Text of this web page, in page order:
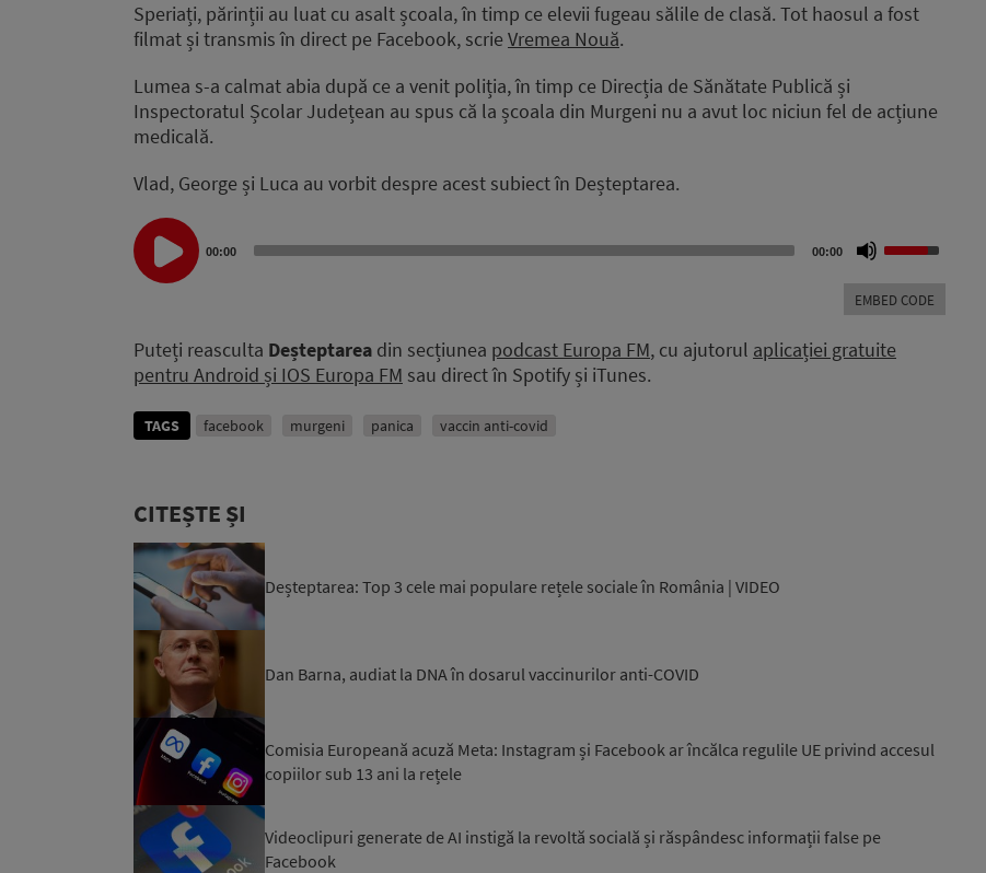
Speriați, părinții au luat cu asalt școala, în timp ce elevii fugeau sălile de clasă. Tot haosul a fost
filmat și transmis în direct pe Facebook, scrie Vremea Nouă.
Lumea s-a calmat abia după ce a venit poliția, în timp ce Direcția de Sănătate Publică și
Inspectoratul Școlar Județean au spus că la școala din Murgeni nu a avut loc niciun fel de acțiune
medicală.
Vlad, George și Luca au vorbit despre acest subiect în Deșteptarea.
Audio
Player
00:00 00:00
Up/Down
keys
increase
EMBED CODE
Puteți reasculta Deșteptarea din secțiunea podcast Europa FM, cu ajutorul aplicației gratuite
pentru Android și IOS Europa FM sau direct în Spotify și iTunes.
TAGS facebook murgeni panica vaccin anti-covid
CITEȘTE ȘI
Deșteptarea: Top 3 cele mai populare rețele sociale în România | VIDEO
Dan Barna, audiat la DNA în dosarul vaccinurilor anti-COVID
Comisia Europeană acuză Meta: Instagram și Facebook ar încălca regulile UE privind accesul
copiilor sub 13 ani la rețele
Videoclipuri generate de AI instigă la revoltă socială și răspândesc informații false pe
Facebook